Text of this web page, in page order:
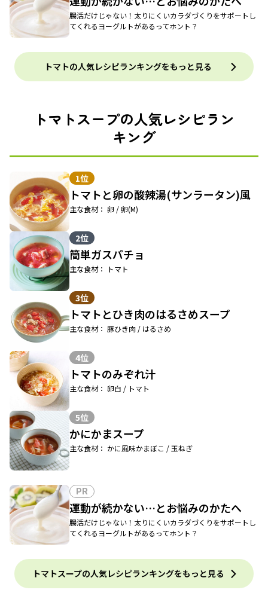
腸活だけじゃない！太りにくいカラダづくりをサポートし
てくれるヨーグルトがあるってホント？
トマトの人気レシピランキングをもっと見る
トマトスープの人気レシピラン
キング
1位
トマトと卵の酸辣湯(サンラータン)風
主な食材： 卵 / 卵(M)
2位
簡単ガスパチョ
主な食材： トマト
3位
トマトとひき肉のはるさめスープ
主な食材： 豚ひき肉 / はるさめ
4位
トマトのみぞれ汁
主な食材： 卵白 / トマト
5位
かにかまスープ
主な食材： かに風味かまぼこ / 玉ねぎ
PR
運動が続かない…とお悩みのかたへ
腸活だけじゃない！太りにくいカラダづくりをサポートし
てくれるヨーグルトがあるってホント？
トマトスープの人気レシピランキングをもっと見る